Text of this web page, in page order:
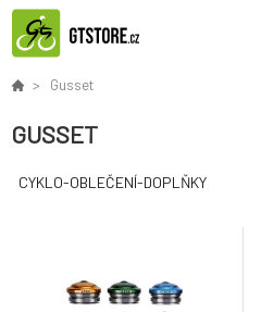
Gusset
GUSSET
CYKLO-OBLEČENÍ-DOPLŇKY